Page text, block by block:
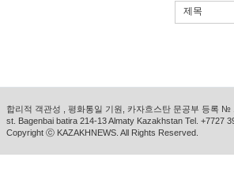
제목
합리적 객관성 , 평화통일 기원, 카자흐스탄 문공부 등록
st. Bagenbai batira 214-13 Almaty Kazakhstan Tel. +7727
Copyright ⓒ KAZAKHNEWS. All Rights Reserved.